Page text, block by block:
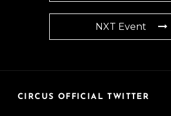
NXT Event
CIRCUS OFFICIAL TWITTER